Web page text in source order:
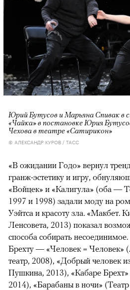
Юрий Бутусов и Марьяна Спивак в
«Чайка» в постановке Юрия
Чехова в театре «Сатирикон»
© АЛЕКСАНДР КУРОВ / ТАСС
«В ожидании Годо» вернул
гранж-эстетику и игру,
«Войцек» и «Калигула» (оба —
1997 и 1998) задали моду на
Уэйтса и красоту зла. «Макбет.
Ленсовета, 2013) показал
способа собирать
Брехту — «Человек = Человек»
театр, 2008), «Добрый человек
Пушкина, 2013), «Кабаре
2014), «Барабаны в ночи»